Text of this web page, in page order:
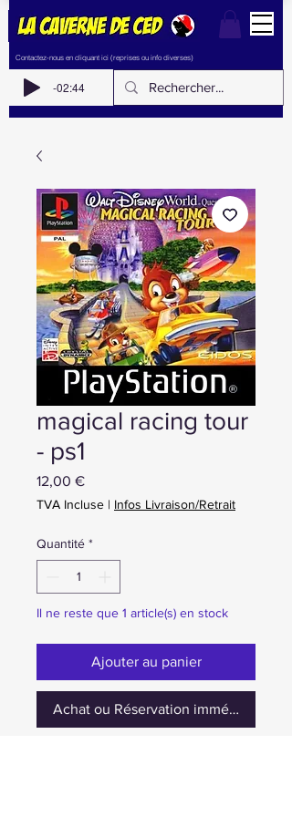
Contactez-nous en cliquant ici (reprises ou info diverses)
-02:44
magical racing tour
- ps1
12,00 €Prix
TVA Incluse | Infos Livraison/Retrait
Quantité *
Il ne reste que 1 article(s) en stock
Ajouter au panier
Achat ou Réservation immédiate